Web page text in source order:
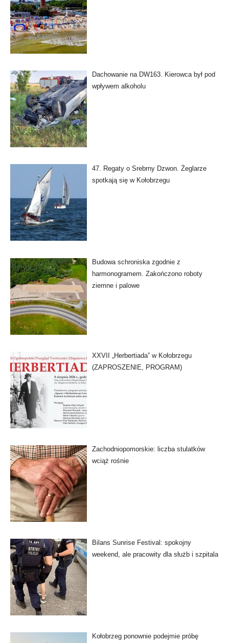
Dachowanie na DW163. Kierowca był pod
wpływem alkoholu
47. Regaty o Srebrny Dzwon. Żeglarze
spotkają się w Kołobrzegu
Budowa schroniska zgodnie z
harmonogramem. Zakończono roboty
ziemne i palowe
XXVII „Herbertiada” w Kołobrzegu
(ZAPROSZENIE, PROGRAM)
Zachodniopomorskie: liczba stulatków
wciąż rośnie
Bilans Sunrise Festival: spokojny
weekend, ale pracowity dla służb i szpitala
Kołobrzeg ponownie podejmie próbę